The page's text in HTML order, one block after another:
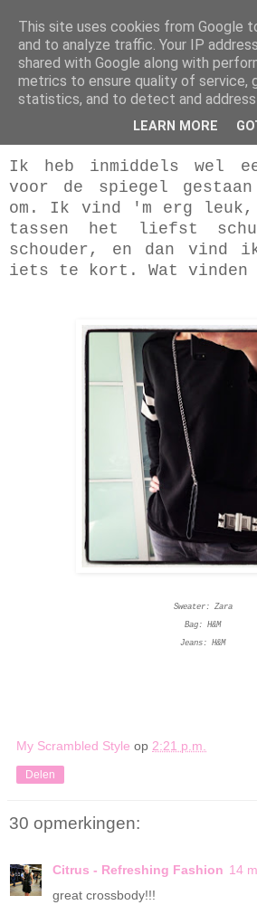
My Scrambled
14.3.13
How's it hanging?
Ik heb inmiddels wel
voor de spiegel
om. Ik vind 'm erg leuk,
tassen het liefst
schouder, en dan vind
iets te kort. Wat
Sweater: Zara
Bag: H&M
Jeans: H&M
My Scrambled Style op 2:21 p.m.
Delen
30 opmerkingen:
Citrus - Refreshing Fashion 14
great crossbody!!!
This site uses cookies from Google
and to analyze traffic. Your IP
shared with Google along with
metrics to ensure quality of service,
statistics, and to detect and address
LEARN MORE